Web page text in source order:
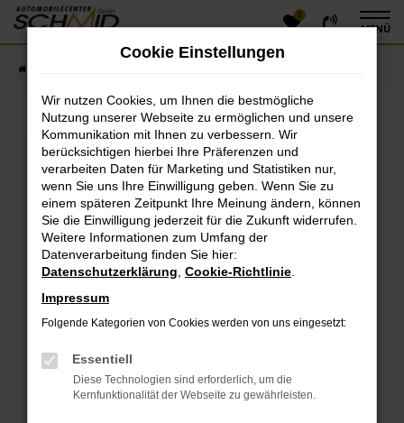
Zum
Hauptinhalt
0
MENÜ
Fehler: Network Error
Beim Laden ist ein Fehler aufgetreten.
Hier sind ein paar Tipps, die dir helfen können:
Überprüfe deine Firewall und deine
Internetverbindung.
Laden andere Webseiten, zum Beispiel deine
Suchmaschine?
Prüfe deine Browsererweiterungen.
das Laden bestimmter Seiten verhindern.
Funktioniert die Seite in einem anderen Browser
oder in einem privaten Fenster?
Cookie Einstellungen
Wir nutzen Cookies, um Ihnen die bestmögliche
Nutzung unserer Webseite zu ermöglichen und unsere
Kommunikation mit Ihnen zu verbessern. Wir
berücksichtigen hierbei Ihre Präferenzen und
verarbeiten Daten für Marketing und Statistiken nur,
wenn Sie uns Ihre Einwilligung geben. Wenn Sie zu
einem späteren Zeitpunkt Ihre Meinung ändern, können
Sie die Einwilligung jederzeit für die Zukunft widerrufen.
Weitere Informationen zum Umfang der
Datenverarbeitung finden Sie hier:
Datenschutzerklärung Cookie-Richtlinie
Impressum
Folgende Kategorien von Cookies werden von uns eingesetzt:
Essentiell
Diese Technologien sind erforderlich, um die
Kernfunktionalität der Webseite zu gewährleisten.